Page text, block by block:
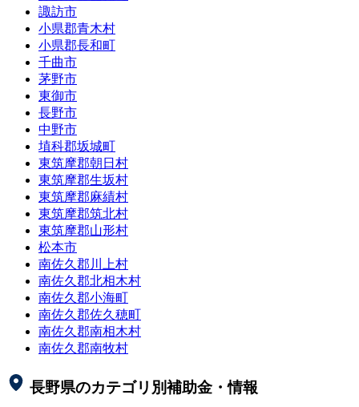
諏訪市
小県郡青木村
小県郡長和町
千曲市
茅野市
東御市
長野市
中野市
埴科郡坂城町
東筑摩郡朝日村
東筑摩郡生坂村
東筑摩郡麻績村
東筑摩郡筑北村
東筑摩郡山形村
松本市
南佐久郡川上村
南佐久郡北相木村
南佐久郡小海町
南佐久郡佐久穂町
南佐久郡南相木村
南佐久郡南牧村
長野県のカテゴリ別補助金・情報